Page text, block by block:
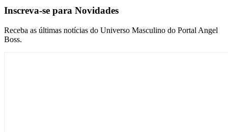
Inscreva-se para Novidades
Receba as últimas notícias do Universo Masculino do Portal Angel
Boss.